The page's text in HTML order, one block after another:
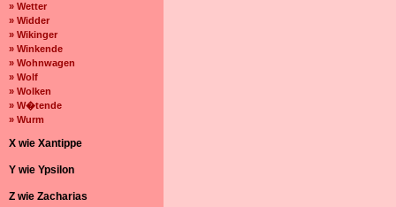
» Wetter
» Widder
» Wikinger
» Winkende
» Wohnwagen
» Wolf
» Wolken
» W�tende
» Wurm
X wie Xantippe
Y wie Ypsilon
Z wie Zacharias